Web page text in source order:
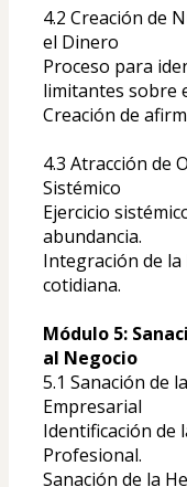
4.2 Creación de
el Dinero
Proceso para
limitantes sobre
Creación de
4.3 Atracción de
Sistémico
Ejercicio
abundancia.
Integración de la
cotidiana.
Módulo 5:
al Negocio
5.1 Sanación de
Empresarial
Identificación de
Profesional.
Sanación de la